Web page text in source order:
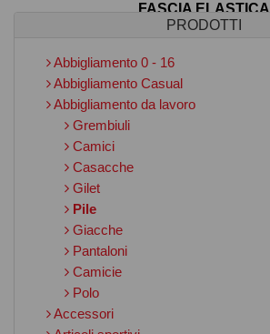
FASCIA ELASTICA
Fascia elastica per smoking
PRODOTTI
Abbigliamento 0 - 16
Abbigliamento Casual
Abbigliamento da lavoro
Grembiuli
Camici
Casacche
Gilet
Pile
Giacche
Pantaloni
Camicie
Polo
Accessori